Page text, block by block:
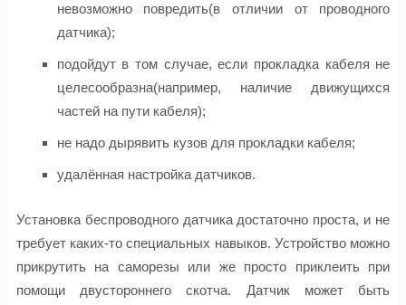
невозможно повредить(в отличии от проводного
датчика);
подойдут в том случае, если прокладка кабеля не
целесообразна(например, наличие движущихся
частей на пути кабеля);
не надо дырявить кузов для прокладки кабеля;
удалённая настройка датчиков.
Установка беспроводного датчика достаточно проста, и не
требует каких-то специальных навыков. Устройство можно
прикрутить на саморезы или же просто приклеить при
помощи двустороннего скотча. Датчик может быть